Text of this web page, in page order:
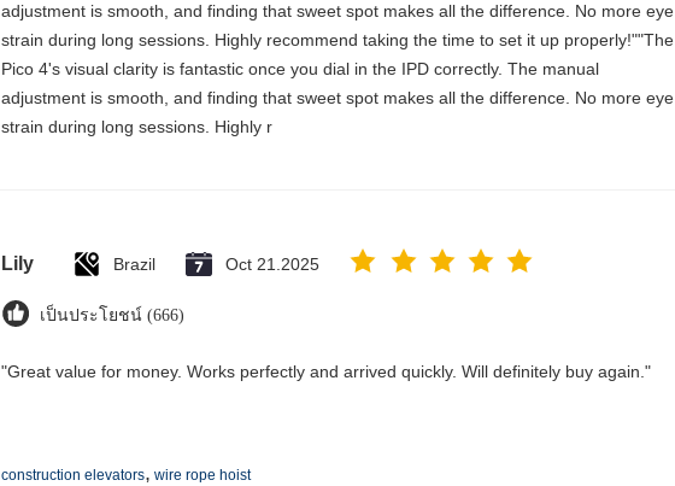
adjustment is smooth, and finding that sweet spot makes all the difference. No more eye
strain during long sessions. Highly recommend taking the time to set it up properly!""The
Pico 4's visual clarity is fantastic once you dial in the IPD correctly. The manual
adjustment is smooth, and finding that sweet spot makes all the difference. No more eye
strain during long sessions. Highly r
Lily Brazil Oct 21.2025
เป็นประโยชน์ (666)
"Great value for money. Works perfectly and arrived quickly. Will definitely buy again."
construction elevators, wire rope hoist